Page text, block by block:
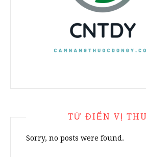
TỪ ĐIỂN VỊ
Sorry, no posts were found.